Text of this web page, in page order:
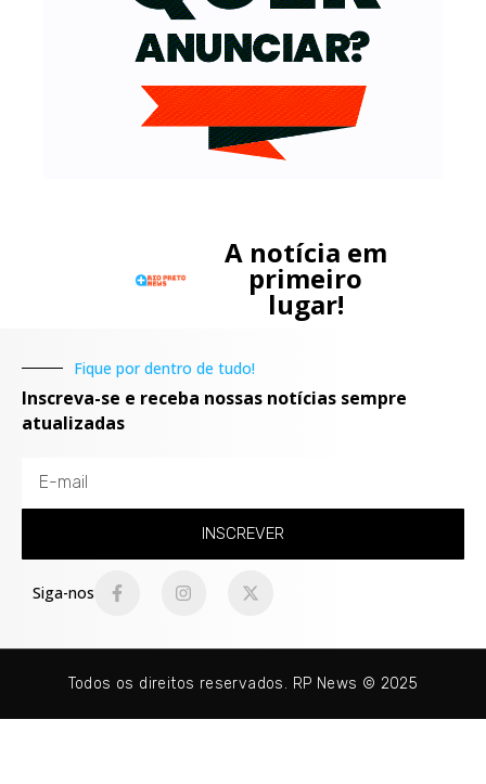
A notícia em
primeiro
lugar!
Fique por dentro de tudo!
Inscreva-se e receba nossas notícias sempre
atualizadas
INSCREVER
Siga-nos
Todos os direitos reservados. RP News © 2025